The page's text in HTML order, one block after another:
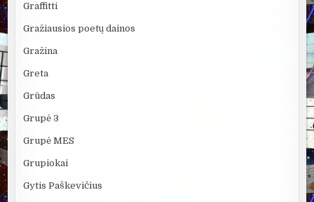
Graffitti
Gražiausios poetų dainos
Gražina
Greta
Grūdas
Grupė 3
Grupė MES
Grupiokai
Gytis Paškevičius